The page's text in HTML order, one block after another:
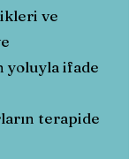
ve
yoluyla ifade
terapide